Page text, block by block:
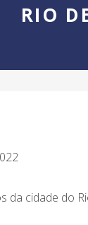
RIO
da cidade do